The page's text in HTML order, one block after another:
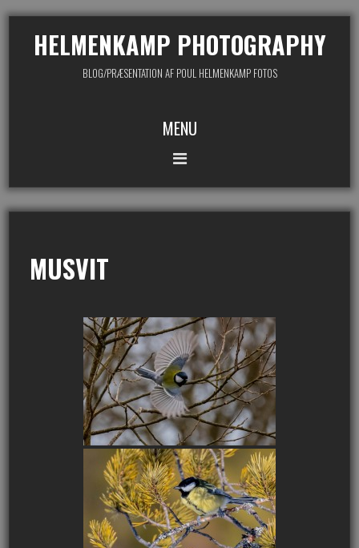
HELMENKAMP PHOTOGRAPHY
BLOG/PRÆSENTATION AF POUL HELMENKAMP FOTOS
MENU
MUSVIT